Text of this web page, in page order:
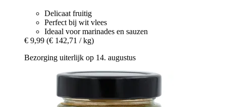
Delicaat fruitig
Perfect bij wit vlees
Ideaal voor marinades en sauzen
€ 9,99 (€ 142,71 / kg)
Bezorging uiterlijk op 14. augustus